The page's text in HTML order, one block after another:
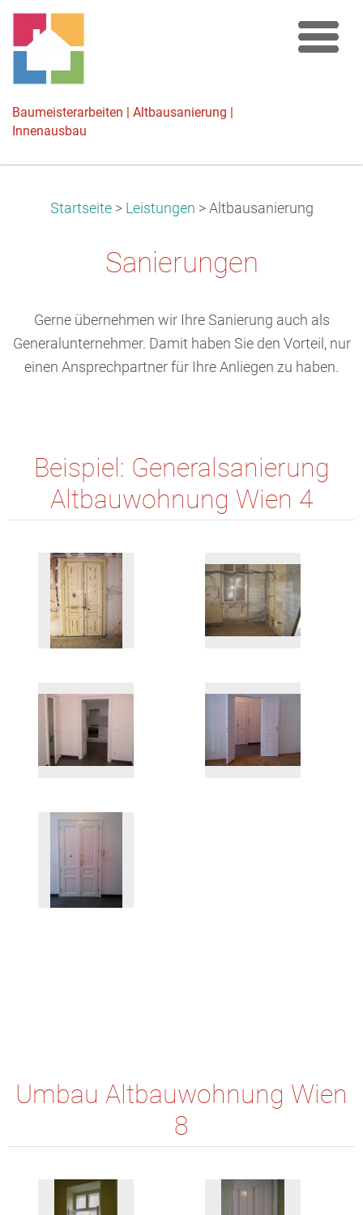
Baumeisterarbeiten | Altbausanierung |
Innenausbau
Startseite > Leistungen > Altbausanierung
Sanierungen
Gerne übernehmen wir Ihre Sanierung auch als
Generalunternehmer. Damit haben Sie den Vorteil, nur
einen Ansprechpartner für Ihre Anliegen zu haben.
Beispiel: Generalsanierung
Altbauwohnung Wien 4
Umbau Altbauwohnung Wien
8